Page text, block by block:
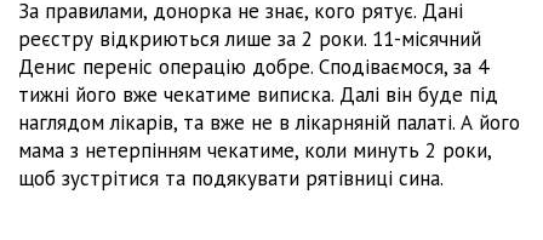
За правилами, донорка не знає, кого рятує. Дані
реєстру відкриються лише за 2 роки. 11-місячний
Денис переніс операцію добре. Сподіваємося, за 4
тижні його вже чекатиме виписка. Далі він буде під
наглядом лікарів, та вже не в лікарняній палаті. А його
мама з нетерпінням чекатиме, коли минуть 2 роки,
щоб зустрітися та подякувати рятівниці сина.